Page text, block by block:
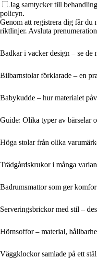
Jag samtycker till
policyn.
Genom att registrera dig får du
riktlinjer. Avsluta
Badkar i vacker design – se de
Bilbarnstolar förklarade – en
Babykudde – hur materialet
Guide: Olika typer av bärselar
Höga stolar från olika
Trädgårdskrukor i många
Badrumsmattor som ger
Serveringsbrickor med stil –
Hörnsoffor – material,
Väggklockor samlade på ett